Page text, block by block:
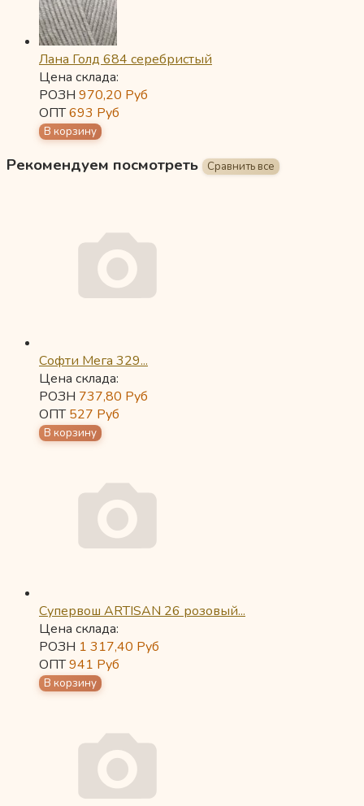
Лана Голд 684 серебристый
Цена склада:
РОЗН 970,20 Руб
ОПТ693 Руб
Рекомендуем посмотреть
Софти Мега 329...
Цена склада:
РОЗН 737,80 Руб
ОПТ527 Руб
Супервош ARTISAN 26 розовый...
Цена склада:
РОЗН 1 317,40 Руб
ОПТ941 Руб